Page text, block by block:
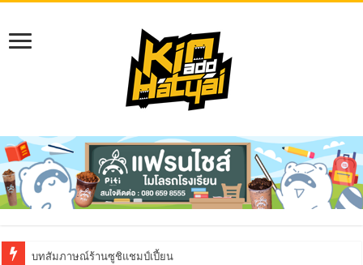
บทสัมภาษณ์ร้านซูชิแชมป์เปี้ยน